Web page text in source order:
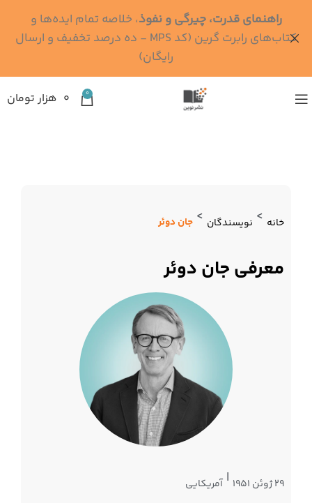
0 ۰ هزار تومان
خانه > نویسندگان > جان دوئر
معرفی جان دوئر
۲۹ ژوئن ۱۹۵۱ | آمریکایی
راهنمای قدرت، چیرگی و نفوذ، خلاصه تمام ایده‌ها و
کتاب‌های رابرت گرین (کد MPS - ده درصد تخفیف و ارسال
رایگان)